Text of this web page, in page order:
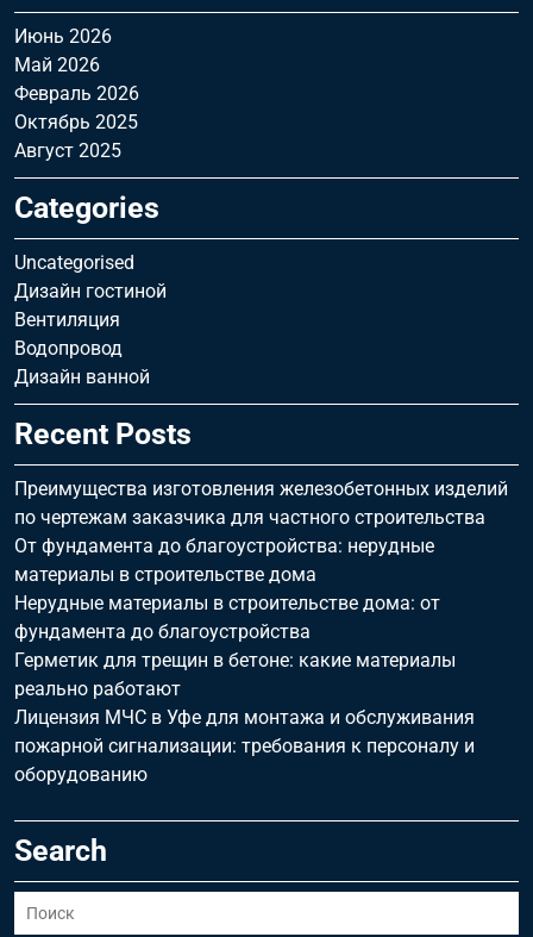
Июнь 2026
Май 2026
Февраль 2026
Октябрь 2025
Август 2025
Categories
Uncategorised
Дизайн гостиной
Вентиляция
Водопровод
Дизайн ванной
Recent Posts
Преимущества изготовления железобетонных изделий
по чертежам заказчика для частного строительства
От фундамента до благоустройства: нерудные
материалы в строительстве дома
Нерудные материалы в строительстве дома: от
фундамента до благоустройства
Герметик для трещин в бетоне: какие материалы
реально работают
Лицензия МЧС в Уфе для монтажа и обслуживания
пожарной сигнализации: требования к персоналу и
оборудованию
Search